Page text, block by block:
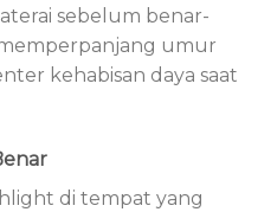
sebelum benar-
umur
kehabisan daya saat
di tempat yang